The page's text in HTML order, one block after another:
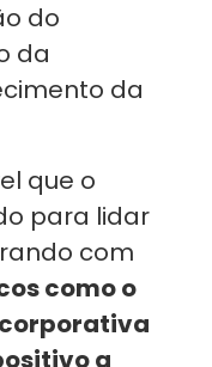
do
da
da
que o
para lidar
com
como o
a